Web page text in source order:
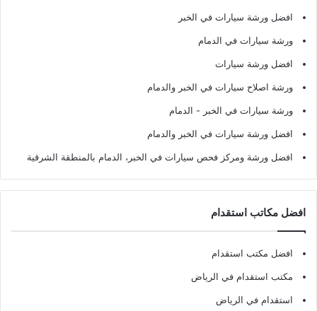
افضل ورشة سيارات في الخبر
ورشة سيارات في الدمام
افضل ورشة سيارات
ورشة اصلاح سيارات في الخبر والدمام
ورشة سيارات في الخبر - الدمام
افضل ورشة سيارات في الخبر والدمام
افضل ورشة ومركز فحص سيارات في الخبر، الدمام بالمنطقة الشرقية
افضل مكاتب استقدام
افضل مكتب استقدام
مكتب استقدام في الرياض
استقدام في الرياض